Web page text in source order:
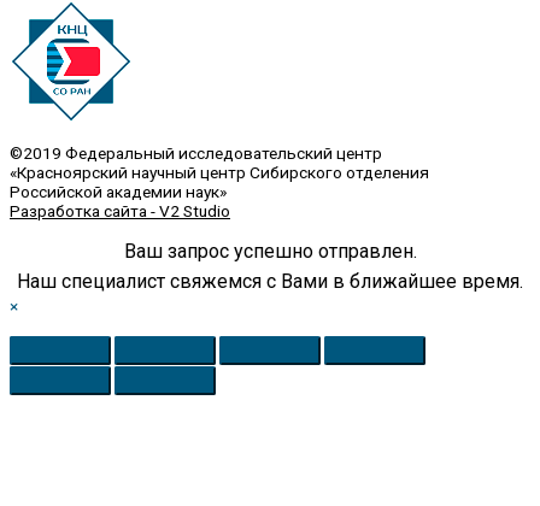
©2019 Федеральный исследовательский центр
«Красноярский научный центр Сибирского отделения
Российской академии наук»
Разработка сайта - V2 Studio
Ваш запрос успешно отправлен.
Наш специалист свяжемся с Вами в ближайшее время.
×